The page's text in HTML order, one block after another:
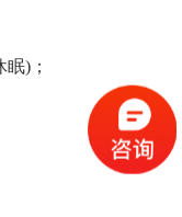
)；